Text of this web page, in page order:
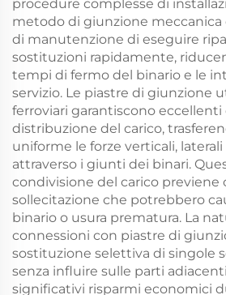
procedure complesse di
metodo di giunzione meccanica
di manutenzione di eseguire
sostituzioni rapidamente,
tempi di fermo del binario e le
servizio. Le piastre di giunzione
ferroviari garantiscono eccellenti
distribuzione del carico,
uniforme le forze verticali,
attraverso i giunti dei binari.
condivisione del carico previene
sollecitazione che potrebbero
binario o usura prematura. La
connessioni con piastre di
sostituzione selettiva di singole
senza influire sulle parti
significativi risparmi economici